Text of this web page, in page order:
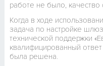
работе не было, качество
Когда в ходе
задача по настройке
технической поддержки
квалифицированный
была решена.